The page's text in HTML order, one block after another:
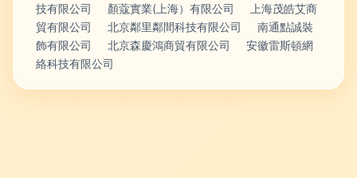
技有限公司
顏蔻實業(上海）有限公司
上海茂皓艾商
貿有限公司
北京鄰里鄰間科技有限公司
南通點誠裝
飾有限公司
北京森慶鴻商貿有限公司
安徽雷斯頓網
絡科技有限公司